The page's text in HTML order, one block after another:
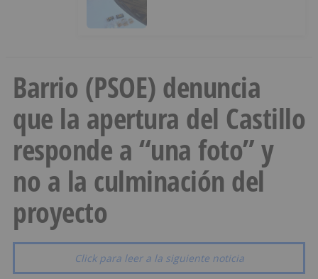
Barrio (PSOE) denuncia
que la apertura del Castillo
responde a “una foto” y
no a la culminación del
proyecto
Click para leer a la siguiente noticia